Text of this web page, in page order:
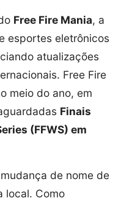
Free Fire Mania, a
esportes eletrônicos
atualizações
Free Fire
meio do ano, em
Finais
(FFWS) em
de nome de
local. Como